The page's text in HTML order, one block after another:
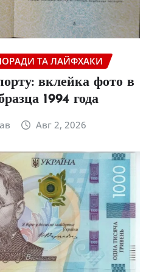
ТА ЛАЙФХАКИ
вклейка фото в
1994 года
Авг 2, 2026